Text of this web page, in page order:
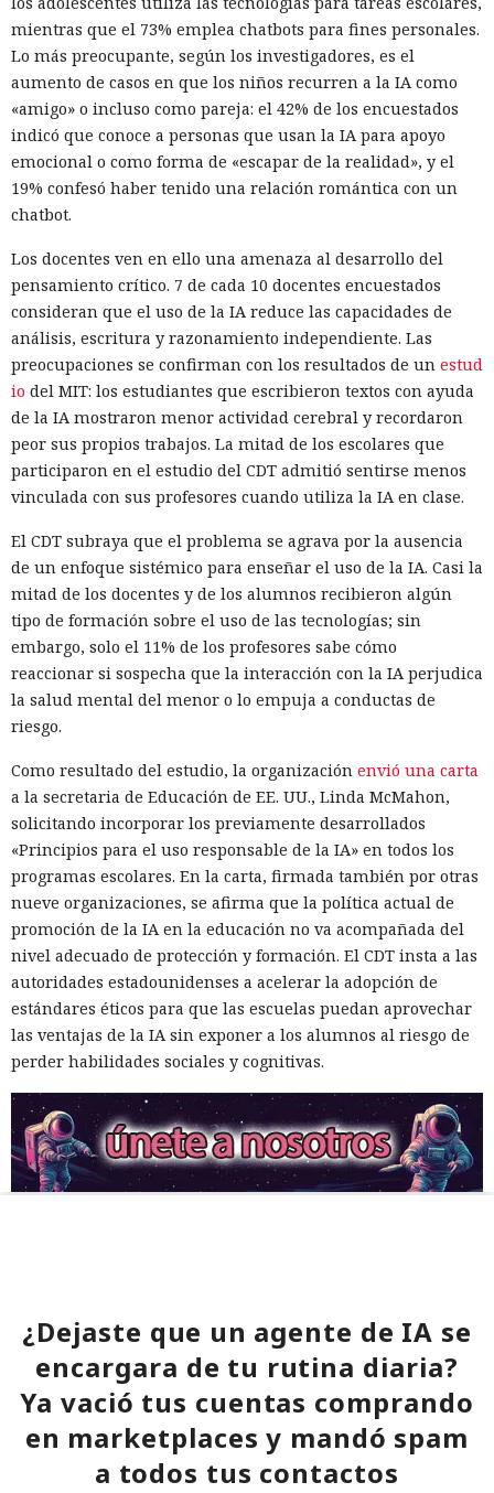
mientras que el 73% emplea chatbots para fines personales.
Lo más preocupante, según los investigadores, es el
aumento de casos en que los niños recurren a la IA como
«amigo» o incluso como pareja: el 42% de los encuestados
indicó que conoce a personas que usan la IA para apoyo
emocional o como forma de «escapar de la realidad», y el
19% confesó haber tenido una relación romántica con un
chatbot.
Los docentes ven en ello una amenaza al desarrollo del
pensamiento crítico. 7 de cada 10 docentes encuestados
consideran que el uso de la IA reduce las capacidades de
análisis, escritura y razonamiento independiente. Las
preocupaciones se confirman con los resultados de un estud
io del MIT: los estudiantes que escribieron textos con ayuda
de la IA mostraron menor actividad cerebral y recordaron
peor sus propios trabajos. La mitad de los escolares que
participaron en el estudio del CDT admitió sentirse menos
vinculada con sus profesores cuando utiliza la IA en clase.
El CDT subraya que el problema se agrava por la ausencia
de un enfoque sistémico para enseñar el uso de la IA. Casi la
mitad de los docentes y de los alumnos recibieron algún
tipo de formación sobre el uso de las tecnologías; sin
embargo, solo el 11% de los profesores sabe cómo
reaccionar si sospecha que la interacción con la IA perjudica
la salud mental del menor o lo empuja a conductas de
riesgo.
Como resultado del estudio, la organización envió una carta
a la secretaria de Educación de EE. UU., Linda McMahon,
solicitando incorporar los previamente desarrollados
«Principios para el uso responsable de la IA» en todos los
programas escolares. En la carta, firmada también por otras
nueve organizaciones, se afirma que la política actual de
promoción de la IA en la educación no va acompañada del
nivel adecuado de protección y formación. El CDT insta a las
autoridades estadounidenses a acelerar la adopción de
estándares éticos para que las escuelas puedan aprovechar
las ventajas de la IA sin exponer a los alumnos al riesgo de
perder habilidades sociales y cognitivas.
¿Dejaste que un agente de IA se
encargara de tu rutina diaria?
Ya vació tus cuentas comprando
en marketplaces y mandó spam
a todos tus contactos